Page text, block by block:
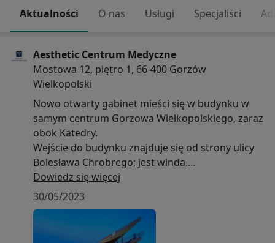
Aktualności O nas Usługi Specjaliści
Aesthetic Centrum Medyczne
Mostowa 12, piętro 1, 66-400 Gorzów
Wielkopolski
Nowo otwarty gabinet mieści się w budynku w
samym centrum Gorzowa Wielkopolskiego, zaraz
obok Katedry.
Wejście do budynku znajduje się od strony ulicy
Bolesława Chrobrego; jest winda.
Niedaleko znajduje się przystanek tramwajowy,
gdzie zatrzymują się tramwaje linii 1, 2, 3, a także
przystanek autobusowy linii 100, 101, 103, 401,
125, 108, 110, 111, 112, 116, 118, 121, 127, 133,
134, 136.
Dowiedz się więcej
30/05/2023